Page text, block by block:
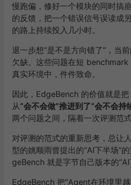
慢跑偏，修好一个模块的同时搞
的反馈，把一个错误信号误读成
的路上持续投入几小时。
退一步想“是不是方向错了”，当
欠缺。这些问题在短
真实环境中，件件致命。
因此，EdgeBench 的价值就是
从“会不会做”推进到了“会不会持
两个问题之间，隔着一次评测范
对评测的范式的重新思考，总让
型的姚顺雨曾提出的“AI下半场”
geBench 就是字节自己版本的“AI
EdgeBench 把“Agent在环境里